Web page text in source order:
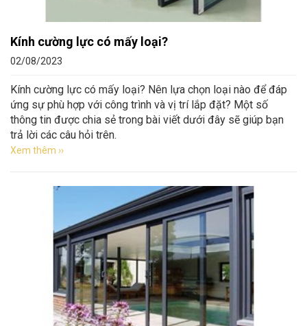
Kính cường lực có mấy loại?
02/08/2023
Kính cường lực có mấy loại? Nên lựa chọn loại nào để đáp
ứng sự phù hợp với công trình và vị trí lắp đặt? Một số
thông tin được chia sẻ trong bài viết dưới đây sẽ giúp bạn
trả lời các câu hỏi trên.
Xem thêm ››